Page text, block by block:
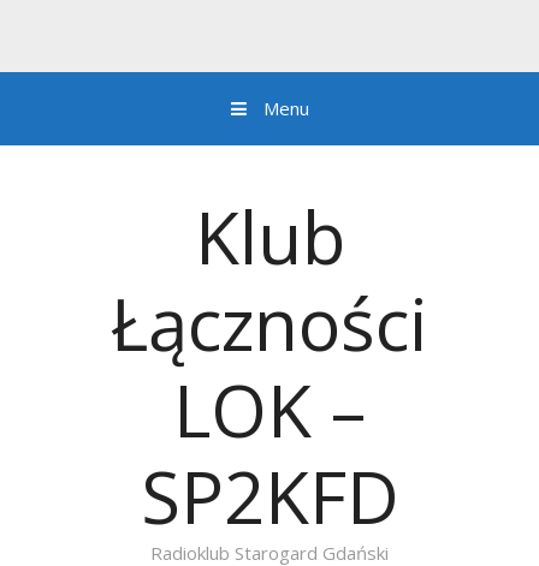
Menu
Klub
Łączności
LOK –
SP2KFD
Radioklub Starogard Gdański